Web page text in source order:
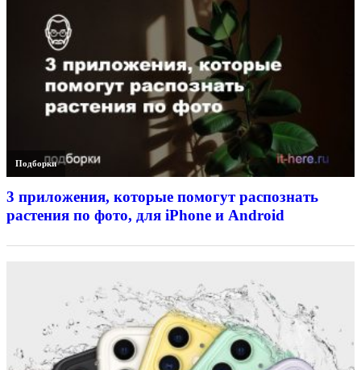
Подборки
3 приложения, которые помогут распознать
растения по фото, для iPhone и Android